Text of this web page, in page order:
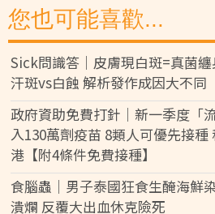
您也可能喜歡...
Sick問識答｜皮膚現白斑=真菌
汗斑vs白蝕 解析發作成因大不同
政府資助免費打針｜新一季度「
入130萬劑疫苗 8類人可優先接
港【附4條件免費接種】
食腦蟲｜男子泰國狂食生醃海鮮
潰爛 反覆大出血休克險死